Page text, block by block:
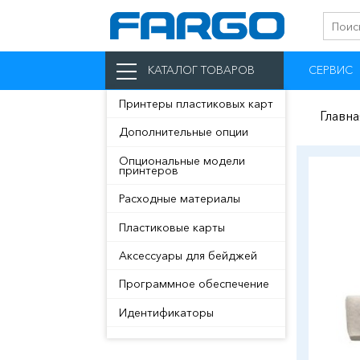
КАТАЛОГ ТОВАРОВ СЕРВИС
Принтеры пластиковых карт
Дополнительные опции
Опциональные модели
принтеров
Расходные материалы
Пластиковые карты
Аксессуары для бейджей
Программное обеспечение
Идентификаторы